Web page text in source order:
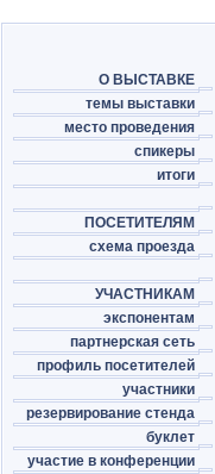
О ВЫСТАВКЕ
темы выставки
место проведения
спикеры
итоги
ПОСЕТИТЕЛЯМ
схема проезда
УЧАСТНИКАМ
экспонентам
партнерская сеть
профиль посетителей
участники
резервирование стенда
буклет
участие в конференции